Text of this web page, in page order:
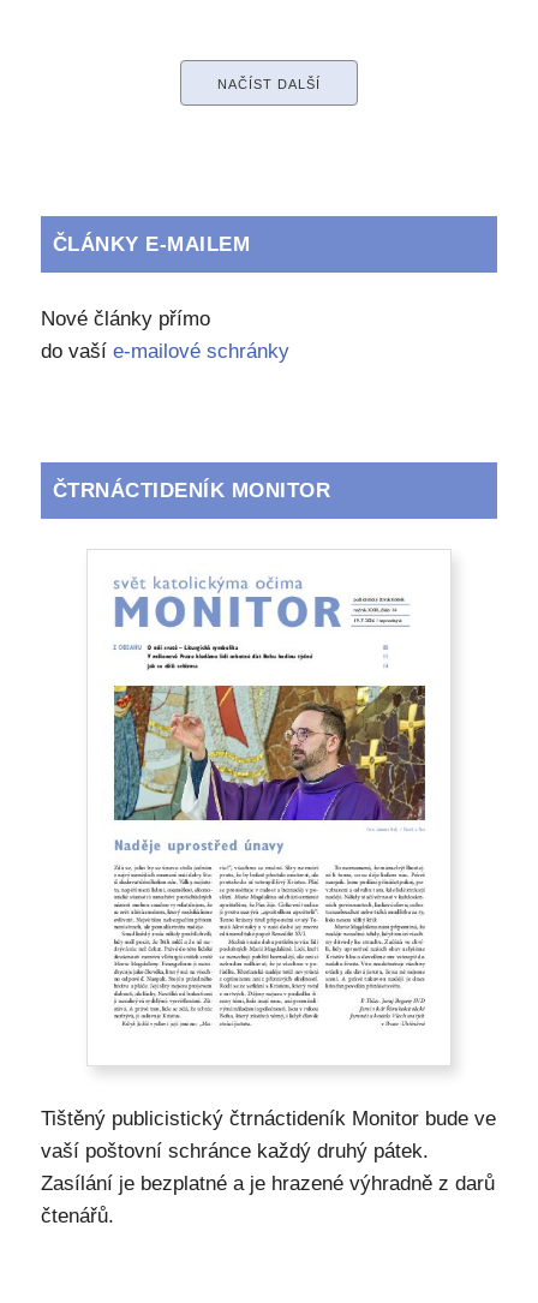
NAČÍST DALŠÍ
ČLÁNKY E-MAILEM
Nové články přímo
do vaší e-mailové schránky
ČTRNÁCTIDENÍK MONITOR
Tištěný publicistický čtrnáctideník Monitor bude ve
vaší poštovní schránce každý druhý pátek.
Zasílání je bezplatné a je hrazené výhradně z darů
čtenářů.